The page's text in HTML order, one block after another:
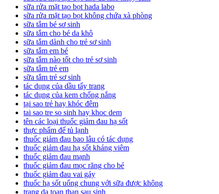
sữa rửa mặt tạo bọt hada labo
sữa rửa mặt tạo bọt không chứa xà phòng
sữa tắm bé sơ sinh
sữa tắm cho bé da khô
sữa tắm dành cho trẻ sơ sinh
sữa tắm em bé
sữa tắm nào tốt cho trẻ sơ sinh
sữa tắm trẻ em
sữa tắm trẻ sơ sinh
tác dụng của dầu tẩy trang
tác dụng của kem chống nắng
tại sao trẻ hay khóc đêm
tai sao tre so sinh hay khoc dem
tên các loại thuốc giảm đau hạ sốt
thực phẩm để tủ lạnh
thuốc giảm đau bao lâu có tác dụng
thuốc giảm đau hạ sốt kháng viêm
thuốc giảm đau mạnh
thuốc giảm đau mọc răng cho bé
thuốc giảm đau vai gáy
thuốc hạ sốt uống chung với sữa được không
trang da toan than sau sinh